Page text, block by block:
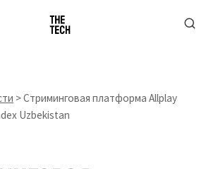
>Стриминговая платформа Allplay
Uzbekistan